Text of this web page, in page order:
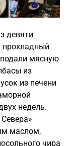
девяти
прохладный
мясную
из
из печени
недель.
маслом,
чира